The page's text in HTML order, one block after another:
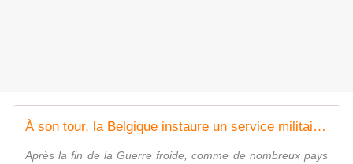
À son tour, la Belgique instaure un service militaire volontaire - Zone Militaire
Après la fin de la Guerre froide, comme de nombreux pays